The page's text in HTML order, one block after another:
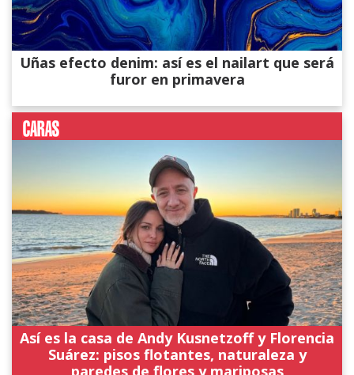
Uñas efecto denim: así es el nailart que será
furor en primavera
Así es la casa de Andy Kusnetzoff y Florencia
Suárez: pisos flotantes, naturaleza y
paredes de flores y mariposas